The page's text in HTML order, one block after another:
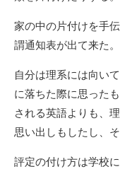
家の中の片付けを手
謂通知表が出て来た。
自分は理系には向い
に落ちた際に思った
される英語よりも、
思い出しもしたし、
評定の付け方は学校